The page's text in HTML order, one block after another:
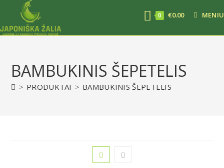
0 €0.00 MENIU
BAMBUKINIS ŠEPETELIS
> PRODUKTAI > BAMBUKINIS ŠEPETELIS